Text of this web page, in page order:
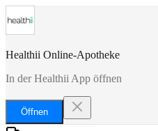
Healthii Online-Apotheke
In der Healthii App öffnen
Öffnen